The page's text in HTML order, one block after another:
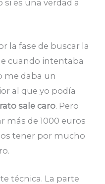
es una verdad a
la fase de buscar la
cuando intentaba
me daba un
al que yo podía
sale caro. Pero
más de 1000 euros
tener por mucho
técnica. La parte